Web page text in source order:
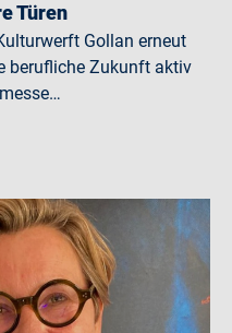
Türen
Gollan erneut
berufliche Zukunft aktiv